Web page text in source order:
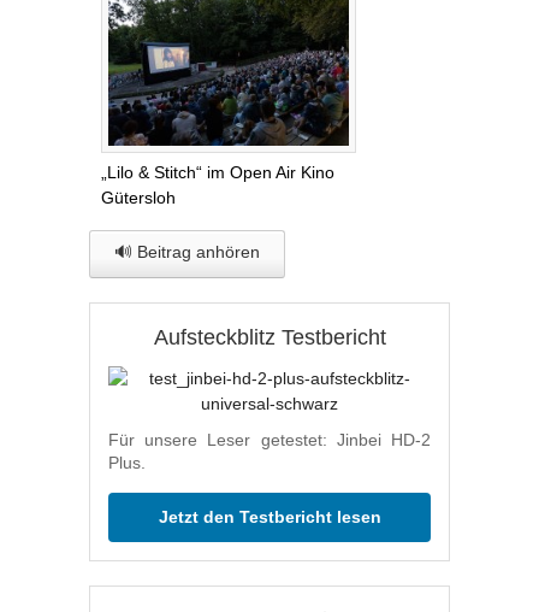
„Lilo & Stitch“ im Open Air Kino
Gütersloh
🔊 Beitrag anhören
Aufsteckblitz Testbericht
Für unsere Leser getestet: Jinbei HD-2
Plus.
Jetzt den Testbericht lesen